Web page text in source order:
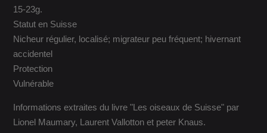
15-23g.
Statut en Suisse
Nicheur régulier, localisé; migrateur peu fréquent; hivernant
accidentel
Protection
Vulnérable
Informations extraites du livre "Les oiseaux de Suisse" par
Lionel Maumary, Laurent Vallotton et peter Knaus.